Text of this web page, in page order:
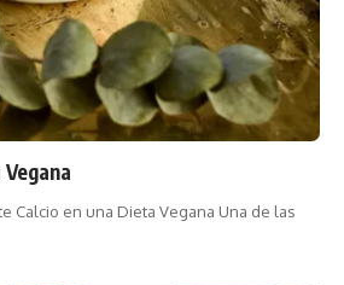
Calcio en una Dieta Vegana Una de las